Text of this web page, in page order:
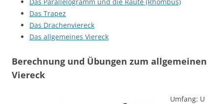
Das Trapez
Das Drachenviereck
Das allgemeines Viereck
Berechnung und Übungen zum allgemeinen
Viereck
Umfang: U